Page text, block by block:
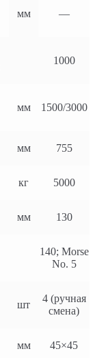
мм —
1000
мм 1500/3000
мм 755
кг 5000
мм 130
140; Morse
No. 5
шт
4 (ручная
смена)
мм 45×45